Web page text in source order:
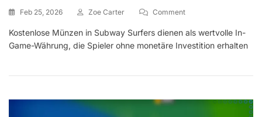
Feb 25, 2026 Zoe Carter CommentOn
Münzen:
Besondere
Begrenzte
Community-
Kostenlose Münzen in Subway Surfers dienen als wertvolle In-
Game-Währung, die Spieler ohne monetäre Investition erhalten